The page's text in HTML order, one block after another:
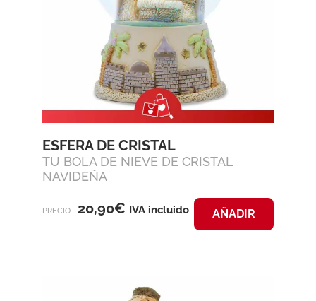
ESFERA DE CRISTAL
TU BOLA DE NIEVE DE CRISTAL
NAVIDEÑA
PRECIO 20,90€ IVA incluido AÑADIR